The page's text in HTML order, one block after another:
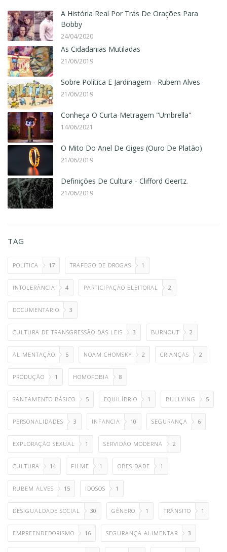
A História Real Por Trás De Orações Para
Bobby
24/04/2020
As Cidadanias Mutiladas
21/06/2019
Sobre Política E Jardinagem - Rubem Alves
21/06/2019
Conheça O Curta-Metragem "Umbrella"
14/06/2021
O Mito Do Anel De Giges (Ouro De Platão)
21/06/2019
Definições De Cultura - Clifford Geertz.
21/06/2019
TAG
POLITICA 17 TRAFEGO DE DROGAS 1
INTOLERÂNCIA 4 PARTICIPAÇÃO ELEITORAL 2
DOCUMENTARIO 3
CULTURA DE TRANSGRESSÃO DAS LEIS 3 BURNOUT 2
ALIMENTAÇÃO 5 NOAM CHOMSKY 2 CRIANÇAS 2
PRODUÇÃO 1 HOMOFOBIA 8
SANEAMENTO BÁSICO 5 EQUILÍBRIO 1 BULLYING 5
PERSONALIDADES 3 INFANCIA 10 SEGURANÇA 6
EXPLORAÇÃO SEXUAL 1 SERVIDÃO MODERNA 2
CULTURA 14 FILME 1 OBESIDADE 1
RUBEM ALVES 15 IDOSOS 1
DESIGUALDADE SOCIAL 30 GÊNERO 1 TRÂNSITO 1
EMPREENDEDORISMO 16 SEGURANÇA ALIMENTAR 3